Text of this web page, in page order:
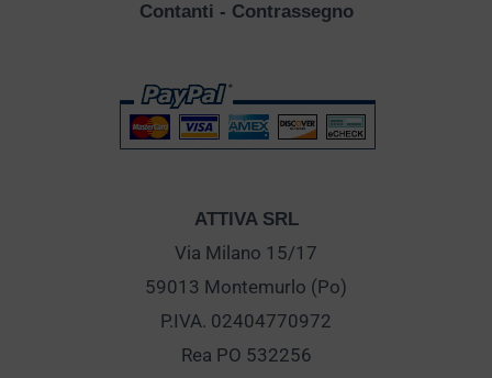
Contanti - Contrassegno
ATTIVA SRL
Via Milano 15/17
59013 Montemurlo (Po)
P.IVA. 02404770972
Rea PO 532256